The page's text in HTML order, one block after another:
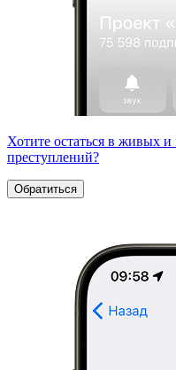
Хотите остаться в живых
преступлений?
Обратиться